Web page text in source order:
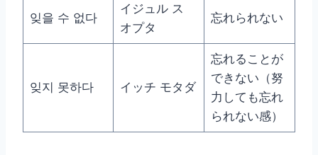
잊을 수 없다
イジュル ス
オプタ
忘れられない
잊지 못하다 イッチ モタダ
忘れることが
できない（努
力しても忘れ
られない感）